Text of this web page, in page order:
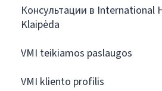
Консультации в International
Klaipėda
VMI teikiamos paslaugos
VMI kliento profilis